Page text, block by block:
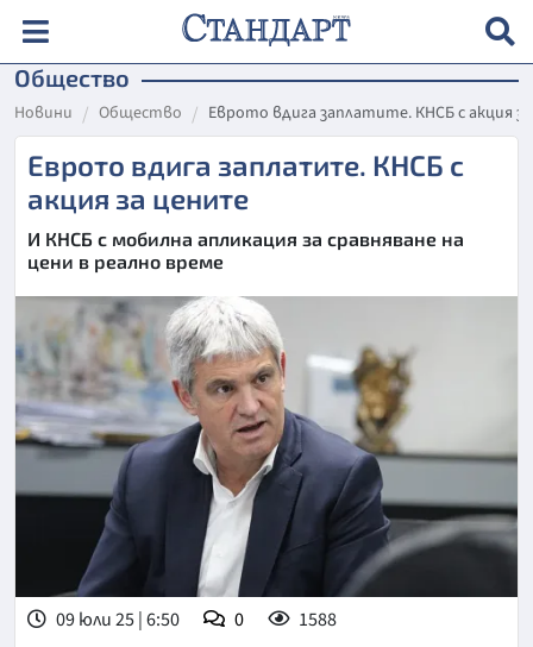
Общество
Новини Общество Еврото вдига заплатите. КНСБ с акция
Еврото вдига заплатите. КНСБ с
акция за цените
И КНСБ с мобилна апликация за сравняване на
цени в реално време
09 юли 25 | 6:50 0 1588